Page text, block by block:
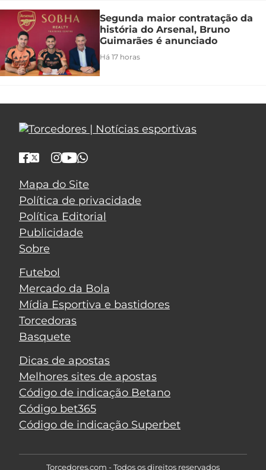
Segunda maior contratação da
história do Arsenal, Bruno
Guimarães é anunciado
Há 17 horas
Mapa do Site
Política de privacidade
Política Editorial
Publicidade
Sobre
Futebol
Mercado da Bola
Mídia Esportiva e bastidores
Torcedoras
Basquete
Dicas de apostas
Melhores sites de apostas
Código de indicação Betano
Código bet365
Código de indicação Superbet
Torcedores.com - Todos os direitos reservados